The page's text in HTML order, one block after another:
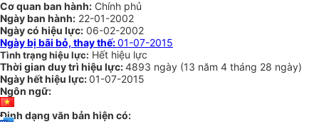
Cơ quan ban hành: Chính phủ
Ngày ban hành: 22-01-2002
Ngày có hiệu lực: 06-02-2002
Ngày bị bãi bỏ, thay thế:01-07-2015
Tình trạng hiệu lực: Hết hiệu lực
Thời gian duy trì hiệu lực:4893 ngày (13 năm 4 tháng 28 ngày)
Ngày hết hiệu lực:01-07-2015
Ngôn ngữ:
Định dạng văn bản hiện có: